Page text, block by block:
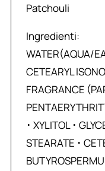
Patchouli
Ingredienti:
WATER(AQUA/
CETEARYL
FRAGRANCE
･ XYLITOL ･
STEARATE ･